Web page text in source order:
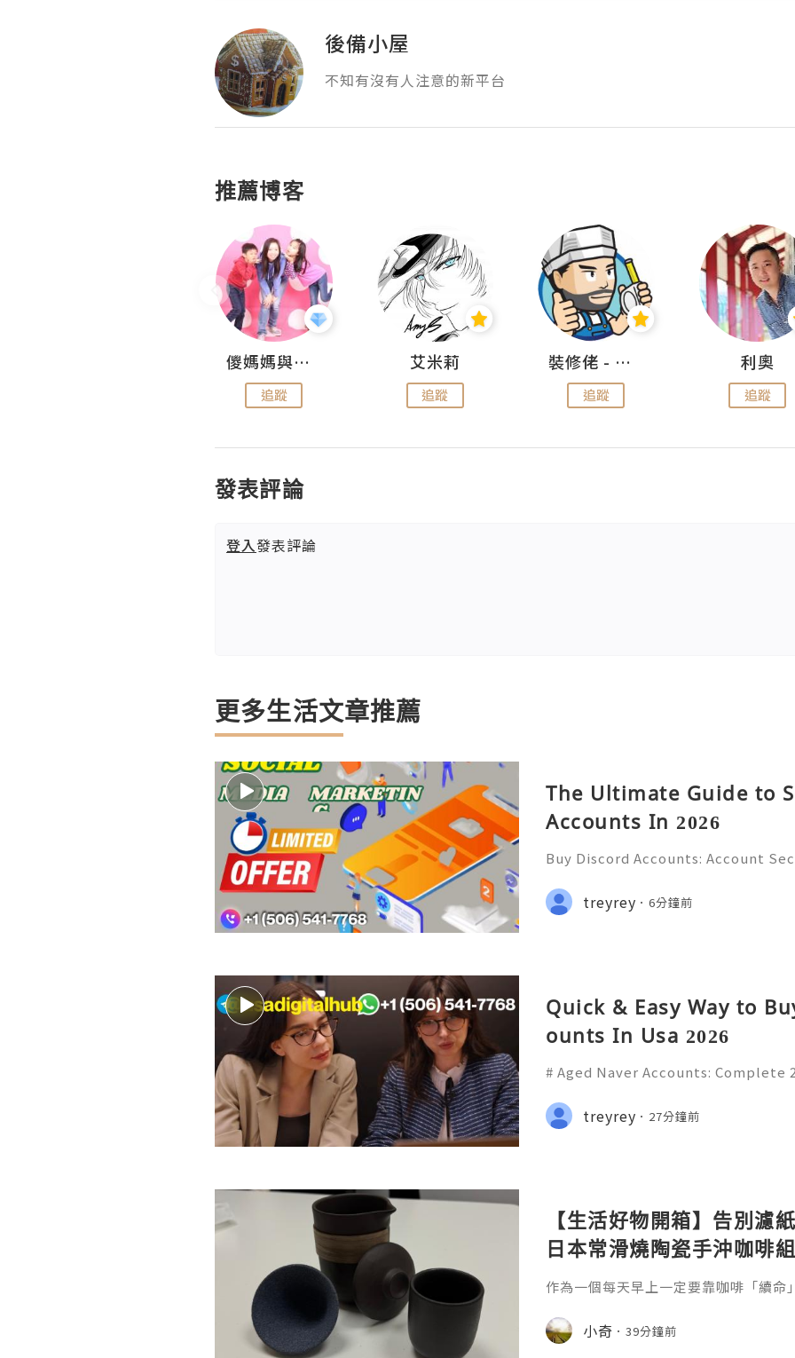
後備小屋
不知有沒有人注意的新平台
推薦博客
儍媽媽與兩隻小魔怪之家
追蹤
艾米莉
追蹤
裝修佬 - 香港一站式網上裝修平台
追蹤
利奧
追蹤
發表評論
登入發表評論
更多生活文章推薦
The Ultimate Guide to
Accounts In 2026
Buy Discord Accounts: Account
🌐✨💎Fast & Reliable 24/7
hatsApp :+1 (506) 541-7768
treyrey 6分鐘前
Quick & Easy Way to
ounts In Usa 2026
# Aged Naver Accounts: Complete
le Usage **Meta Title:** Aged
26 Guide to Naver Features,
treyrey 27分鐘前
【生活好物開箱】告別
日本常滑燒陶瓷手沖咖啡
價
作為一個每天早上一定要靠咖啡「續
壺、沖泡杯……不僅佔據小戶型的廚房
點不環保。最近在 Searching C 上看
小奇 39分鐘前